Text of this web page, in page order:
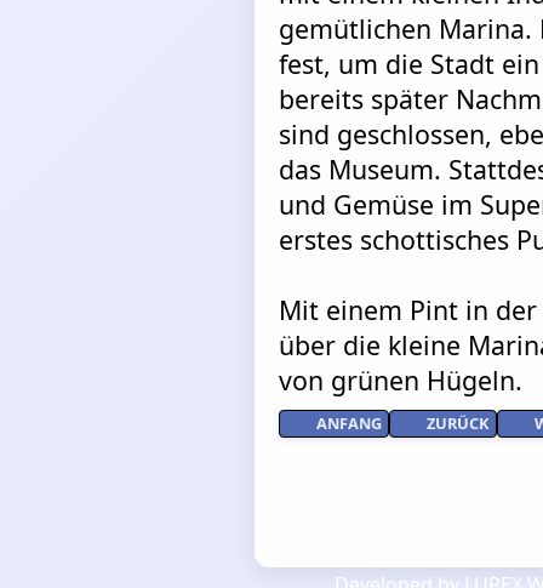
gemütlichen
fest, um die Stadt
bereits später
sind geschlossen,
das Museum.
und Gemüse im
erstes schottisches
Mit einem Pint in
über die kleine
von grünen Hügeln.
ANFANG ZURÜCK